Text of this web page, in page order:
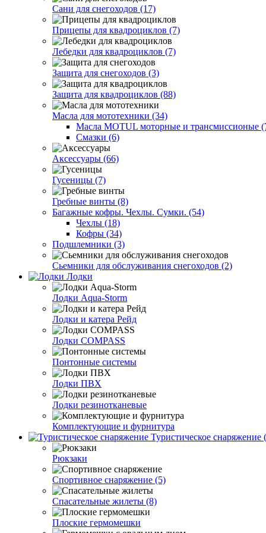
Сани для снегоходов (17)
Прицепы для квадроциклов (7)
Лебедки для квадроциклов (7)
Защита для снегоходов (3)
Защита для квадроциклов (88)
Масла для мототехники (34)
Масла MOTUL моторные и трансмиссионые
Смазки (6)
Аксессуары (66)
Гусеницы (7)
Гребные винты (8)
Багажные кофры. Чехлы. Сумки. (54)
Чехлы (18)
Кофры (34)
Подшлемники (3)
Сьемники для обслуживания снегоходов (2)
Лодки
Лодки Aqua-Storm
Лодки и катера Рейд
Лодки COMPASS
Понтонные системы
Лодки ПВХ
Лодки резинотканевые
Комплектующие и фурнитура
Туристическое снаряжение
Рюкзаки
Спортивное снаряжение (5)
Спасательные жилеты (8)
Плоские гермомешки